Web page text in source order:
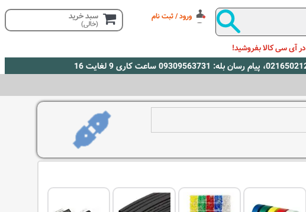
ورود / ثبت نام سبد خرید
(خالی)
در آی سی کالا بفروشید!